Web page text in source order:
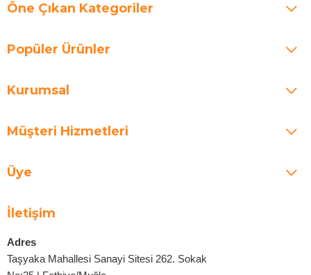
Öne Çıkan Kategoriler
Popüler Ürünler
Kurumsal
Müşteri Hizmetleri
Üye
İletişim
Adres
Taşyaka Mahallesi Sanayi Sitesi 262. Sokak